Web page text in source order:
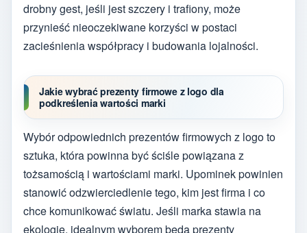
drobny gest, jeśli jest szczery i trafiony, może
przynieść nieoczekiwane korzyści w postaci
zacieśnienia współpracy i budowania lojalności.
Jakie wybrać prezenty firmowe z logo dla
podkreślenia wartości marki
Wybór odpowiednich prezentów firmowych z logo to
sztuka, która powinna być ściśle powiązana z
tożsamością i wartościami marki. Upominek powinien
stanowić odzwierciedlenie tego, kim jest firma i co
chce komunikować światu. Jeśli marka stawia na
ekologię, idealnym wyborem będą prezenty